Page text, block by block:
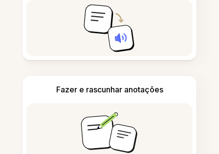
Fazer e rascunhar anotações